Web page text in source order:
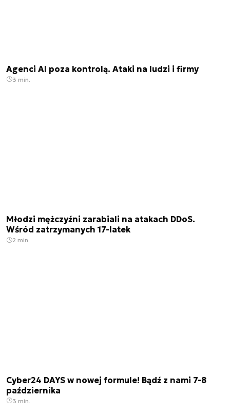
Agenci AI poza kontrolą. Ataki na ludzi i firmy
3 min.
Młodzi mężczyźni zarabiali na atakach DDoS.
Wśród zatrzymanych 17-latek
2 min.
Cyber24 DAYS w nowej formule! Bądź z nami 7-8
października
3 min.